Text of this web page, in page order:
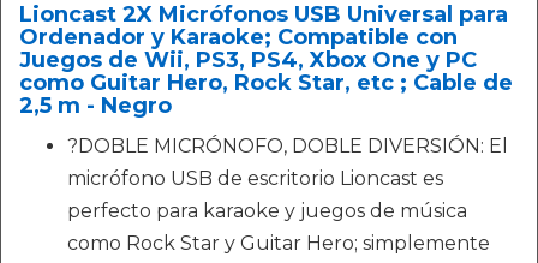
Lioncast 2X Micrófonos USB Universal para
Ordenador y Karaoke; Compatible con
Juegos de Wii, PS3, PS4, Xbox One y PC
como Guitar Hero, Rock Star, etc ; Cable de
2,5 m - Negro
?DOBLE MICRÓNOFO, DOBLE DIVERSIÓN: El
micrófono USB de escritorio Lioncast es
perfecto para karaoke y juegos de música
como Rock Star y Guitar Hero; simplemente